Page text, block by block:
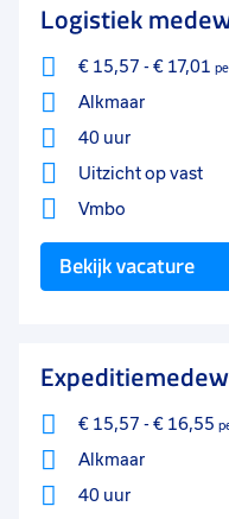
Logistiek
€ 15,57 - € 17,01
Alkmaar
40 uur
Uitzicht op vast
Vmbo
Bekijk vacature
€ 15,57 - € 16,55
Alkmaar
40 uur